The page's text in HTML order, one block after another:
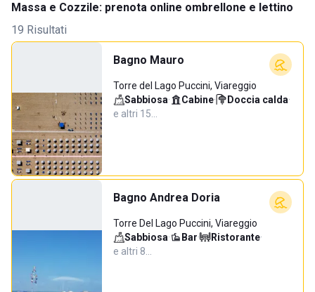
Massa e Cozzile: prenota online ombrellone e lettino
19 Risultati
Bagno Mauro
Torre del Lago Puccini, Viareggio
Sabbiosa· Cabine· Doccia calda·
e altri 15…
Bagno Andrea Doria
Torre Del Lago Puccini, Viareggio
Sabbiosa· Bar· Ristorante·
e altri 8…